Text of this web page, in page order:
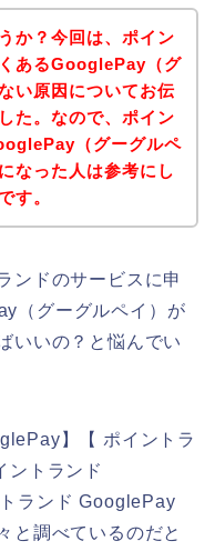
か？今回は、ポイン
あるGooglePay（グ
い原因についてお伝
た。なので、ポイン
（グーグルペ
なった人は参考にし
す。
ンドのサービスに申
（グーグルペイ）が
いいの？と悩んでい
】【 ポイントラ
トランド
ランド GooglePay
と調べているのだと